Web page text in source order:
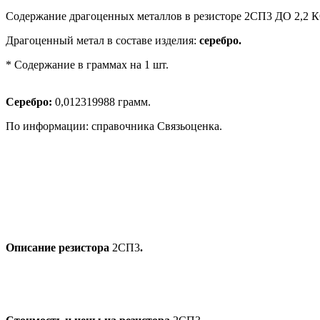
Содержание драгоценных металлов в резисторе 2СП3 ДО 2,2
Драгоценный метал в составе изделия: серебро.
* Содержание в граммах на 1 шт.
Серебро: 0,012319988 грамм.
По информации: справочника Связьоценка.
Описание резистора 2СП3.